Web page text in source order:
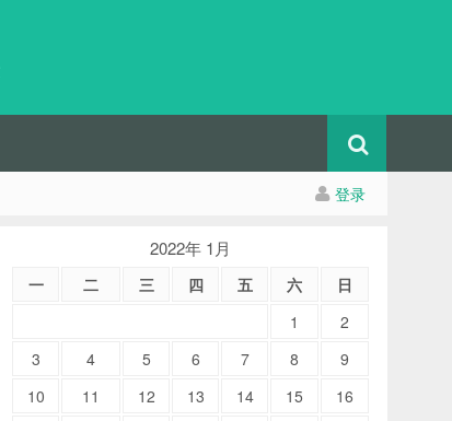
登录
2022年 1月
一 二 三 四 五 六
日
1
2
3
4 5 6 7 8
9
10
11 12 13 14 15
16